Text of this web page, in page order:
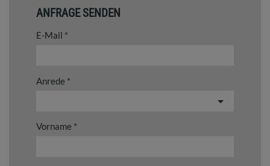
ANFRAGE SENDEN
E-Mail
Anrede
Vorname